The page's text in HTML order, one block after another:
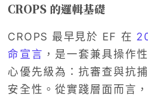
CROPS 的邏輯基礎
CROPS 最早見於 EF 在
命宣言 ，是一套兼具操作
心優先級為：抗審查與抗
安全性。從實踐層面而言